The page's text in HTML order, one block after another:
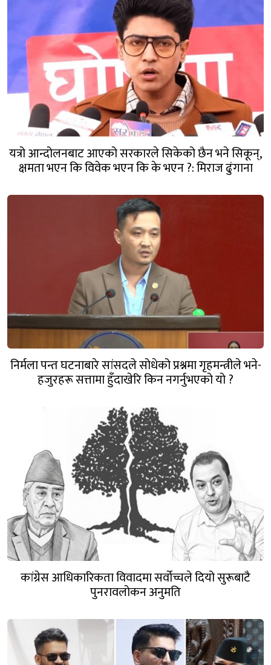
यत्रो आन्दोलनबाट आएको सरकारले सिकेको छैन भने सिकून्,
क्षमता भएन कि विवेक भएन कि के भएन ?: मिराज ढुंगाना
निर्मला पन्त घटनाबारे सांसदले सोधेको प्रश्नमा गृहमन्त्रीले भने-
हजुरहरू सत्तामा हुँदाखेरि किन नगर्नुभएको यो ?
कांग्रेस आधिकारिकता विवादमा सर्वोच्चले दियो सुरूबाटै
पुनरावलोकन अनुमति